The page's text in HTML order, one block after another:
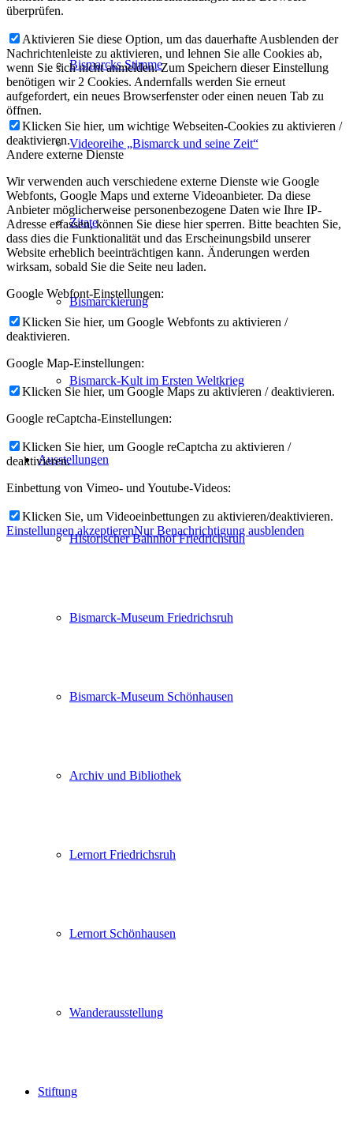
Bismarcks Stimme
Videoreihe „Bismarck und seine Zeit“
Zitate
Bismarckierung
Bismarck-Kult im Ersten Weltkrieg
Ausstellungen
Historischer Bahnhof Friedrichsruh
Bismarck-Museum Friedrichsruh
Bismarck-Museum Schönhausen
Archiv und Bibliothek
Lernort Friedrichsruh
Lernort Schönhausen
Wanderausstellung
Stiftung
überprüfen.
Aktivieren Sie diese Option, um das dauerhafte Ausblenden der
Nachrichtenleiste zu aktivieren, und lehnen Sie alle Cookies ab,
wenn Sie sich nicht anmelden. Zum Speichern dieser Einstellung
benötigen wir 2 Cookies. Andernfalls werden Sie erneut
aufgefordert, ein neues Browserfenster oder einen neuen Tab zu
öffnen.
Klicken Sie hier, um wichtige Webseiten-Cookies zu aktivieren /
deaktivieren.
Andere externe Dienste
Wir verwenden auch verschiedene externe Dienste wie Google
Webfonts, Google Maps und externe Videoanbieter. Da diese
Anbieter möglicherweise personenbezogene Daten wie Ihre IP-
Adresse erfassen, können Sie diese hier sperren. Bitte beachten Sie,
dass dies die Funktionalität und das Erscheinungsbild unserer
Website erheblich beeinträchtigen kann. Änderungen werden
wirksam, sobald Sie die Seite neu laden.
Google Webfont-Einstellungen:
Klicken Sie hier, um Google Webfonts zu aktivieren /
deaktivieren.
Google Map-Einstellungen:
Klicken Sie hier, um Google Maps zu aktivieren / deaktivieren.
Google reCaptcha-Einstellungen:
Klicken Sie hier, um Google reCaptcha zu aktivieren /
deaktivieren.
Einbettung von Vimeo- und Youtube-Videos:
Klicken Sie, um Videoeinbettungen zu aktivieren/deaktivieren.
Einstellungen akzeptierenNur Benachrichtigung ausblenden